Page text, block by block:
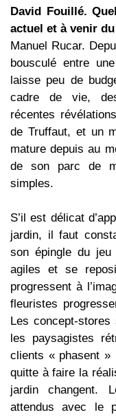
David Fouillé.
actuel et à venir
Manuel Rucar.
bousculé entre
laisse peu de
cadre de vie,
récentes
de Truffaut, et un
mature depuis au
de son parc de
simples.
S’il est délicat
jardin, il faut
son épingle du jeu
agiles et se
progressent à
fleuristes
Les concept-
les paysagistes
clients « phasent »
quitte à faire la
jardin changent.
attendus avec le